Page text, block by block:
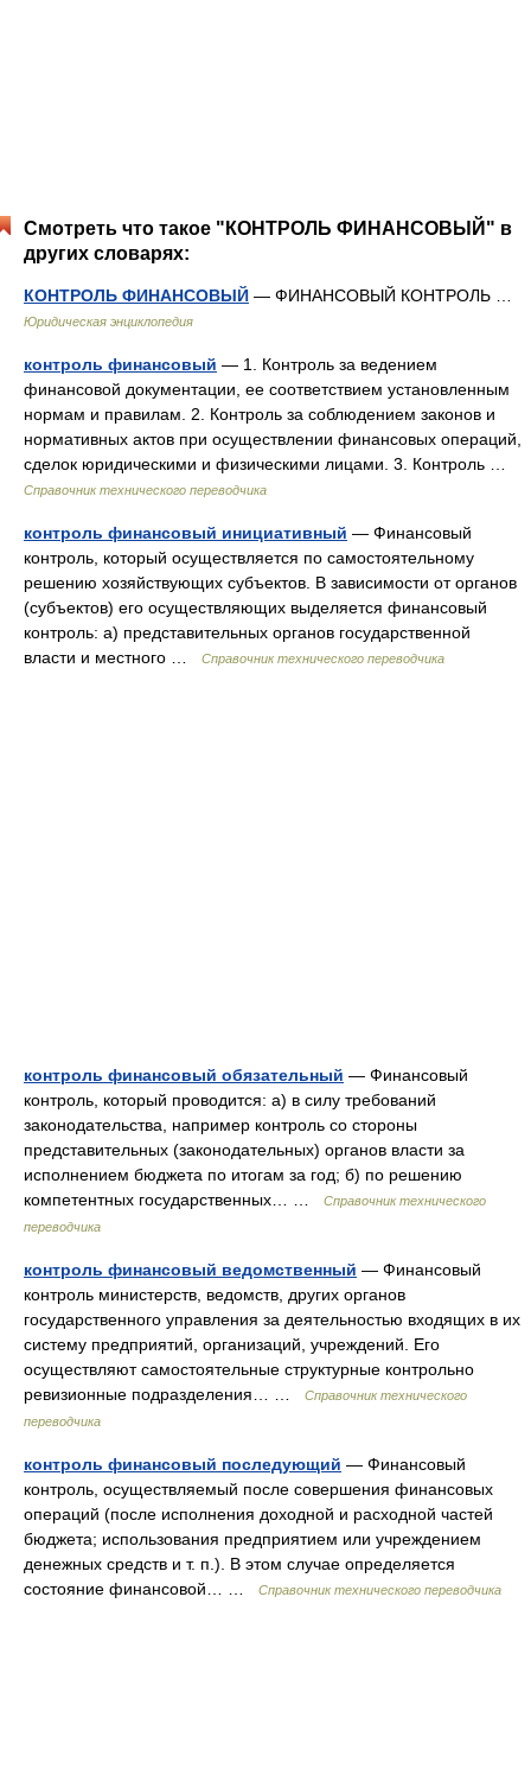
Смотреть что такое "КОНТРОЛЬ ФИНАНСОВЫЙ" в
других словарях:
КОНТРОЛЬ ФИНАНСОВЫЙ — ФИНАНСОВЫЙ КОНТРОЛЬ …
Юридическая энциклопедия
контроль финансовый — 1. Контроль за ведением
финансовой документации, ее соответствием установленным
нормам и правилам. 2. Контроль за соблюдением законов и
нормативных актов при осуществлении финансовых операций,
сделок юридическими и физическими лицами. 3. Контроль …
Справочник технического переводчика
контроль финансовый инициативный — Финансовый
контроль, который осуществляется по самостоятельному
решению хозяйствующих субъектов. В зависимости от органов
(субъектов) его осуществляющих выделяется финансовый
контроль: а) представительных органов государственной
власти и местного …
Справочник технического переводчика
контроль финансовый обязательный — Финансовый
контроль, который проводится: а) в силу требований
законодательства, например контроль со стороны
представительных (законодательных) органов власти за
исполнением бюджета по итогам за год; б) по решению
компетентных государственных… …
Справочник технического
переводчика
контроль финансовый ведомственный — Финансовый
контроль министерств, ведомств, других органов
государственного управления за деятельностью входящих в их
систему предприятий, организаций, учреждений. Его
осуществляют самостоятельные структурные контрольно
ревизионные подразделения… …
Справочник технического
переводчика
контроль финансовый последующий — Финансовый
контроль, осуществляемый после совершения финансовых
операций (после исполнения доходной и расходной частей
бюджета; использования предприятием или учреждением
денежных средств и т. п.). В этом случае определяется
состояние финансовой… …
Справочник технического переводчика